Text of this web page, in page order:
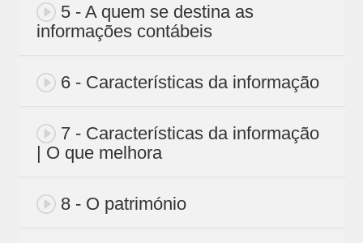
5 - A quem se destina as
informações contábeis
6 - Características da informação
7 - Características da informação
| O que melhora
8 - O património